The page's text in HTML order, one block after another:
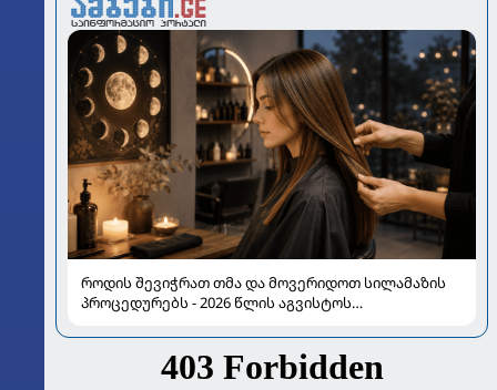
როდის შევიჭრათ თმა და მოვერიდოთ სილამაზის
პროცედურებს - 2026 წლის აგვისტოს